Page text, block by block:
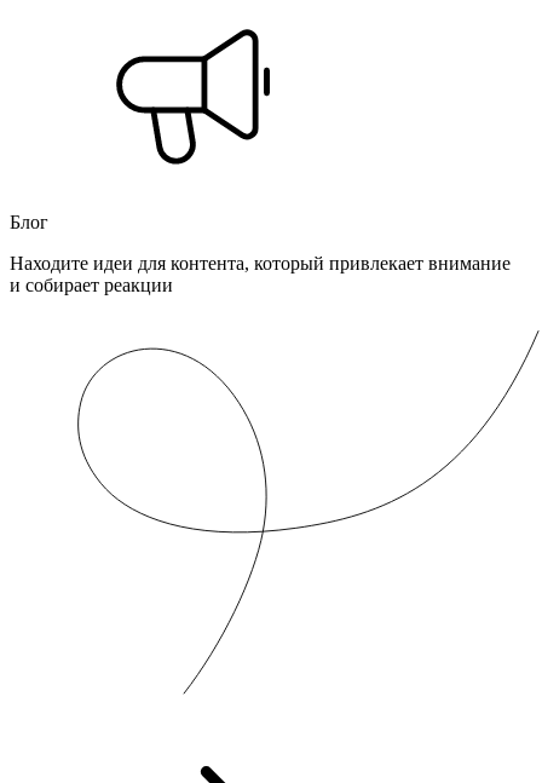
Блог
Находите идеи для контента, который привлекает внимание
и собирает реакции